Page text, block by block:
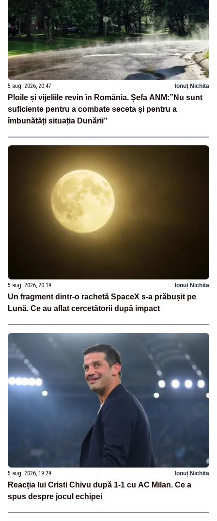
5 aug. 2026, 20:47 Ionuț Nichita
Ploile și vijeliile revin în România. Șefa ANM:”Nu sunt
suficiente pentru a combate seceta și pentru a
îmbunătăți situația Dunării”
5 aug. 2026, 20:19 Ionuț Nichita
Un fragment dintr-o rachetă SpaceX s-a prăbușit pe
Lună. Ce au aflat cercetătorii după impact
5 aug. 2026, 19:29 Ionuț Nichita
Reacția lui Cristi Chivu după 1-1 cu AC Milan. Ce a
spus despre jocul echipei